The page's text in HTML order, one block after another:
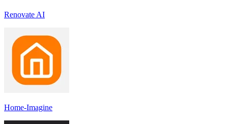
Renovate AI
Home-Imagine